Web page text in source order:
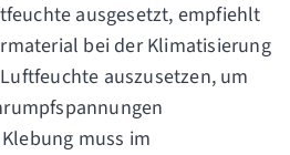
ausgesetzt, empfiehlt
bei der Klimatisierung
auszusetzen, um
muss im